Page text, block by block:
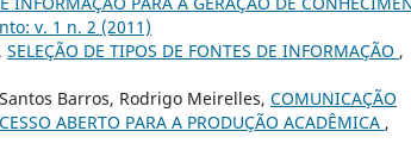
v. 1 n. 2 (2011)
SELEÇÃO DE TIPOS DE FONTES DE INFORMAÇÃO ,
Barros, Rodrigo Meirelles, COMUNICAÇÃO
ABERTO PARA A PRODUÇÃO ACADÊMICA ,